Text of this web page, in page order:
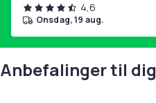
4,6
onsdag, 19 aug.
Anbefalinger til dig